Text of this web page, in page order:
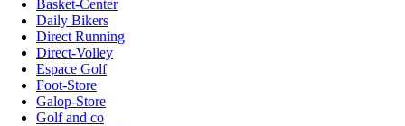
Basket-Center
Daily Bikers
Direct Running
Direct-Volley
Espace Golf
Foot-Store
Galop-Store
Golf and co